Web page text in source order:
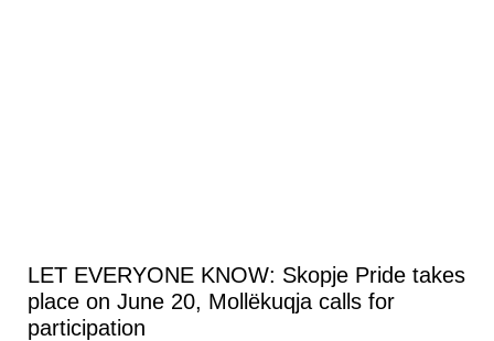
LET EVERYONE KNOW: Skopje Pride takes
place on June 20, Mollëkuqja calls for
participation